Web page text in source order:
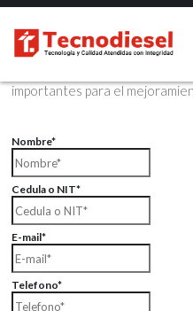
Contáctenos Vía Email
Envíenos sus datos con sus
importantes para el
Nombre*
Cedula o NIT*
E-mail*
Telefono*